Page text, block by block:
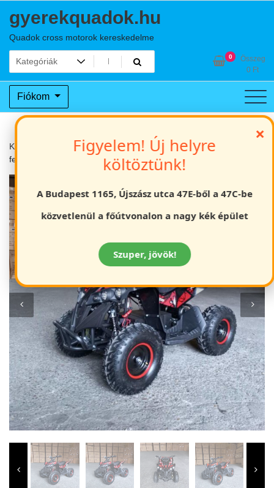
gyerekquadok.hu
Quadok cross motorok kereskedelme
0
Összeg
0 Ft
Fiókom
Kezdőlap Gyerek quadok
Elektromos off road gyerek quad
fekete E-ATV 05
×
Figyelem! Új helyre
költöztünk!
A Budapest 1165, Újszász utca 47E-ből a 47C-be
közvetlenül a főútvonalon a nagy kék épület
Szuper, jövök!